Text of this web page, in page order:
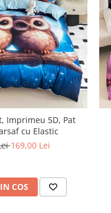
Imprimeu 5D, Pat
cu Elastic
169,00 Lei
COS